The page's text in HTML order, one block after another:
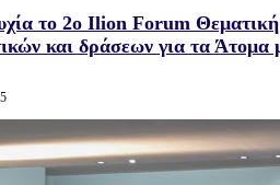
το 2ο Ilion Forum
και δράσεων για τα Άτομα